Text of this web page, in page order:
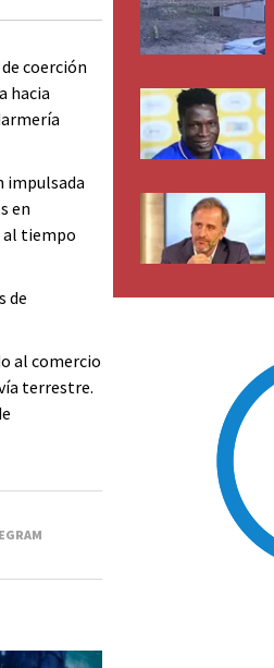
coerción
hacia
impulsada
en
al tiempo
de
al comercio
terrestre.